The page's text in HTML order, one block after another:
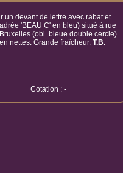
un devant de lettre avec rabat et
'BEAU C' en bleu) situé à rue
(obl. bleue double cercle)
nettes. Grande fraîcheur.T.B.
Cotation : -